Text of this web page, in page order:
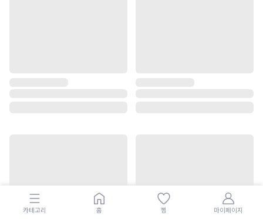
카테고리 홈 찜 마이페이지